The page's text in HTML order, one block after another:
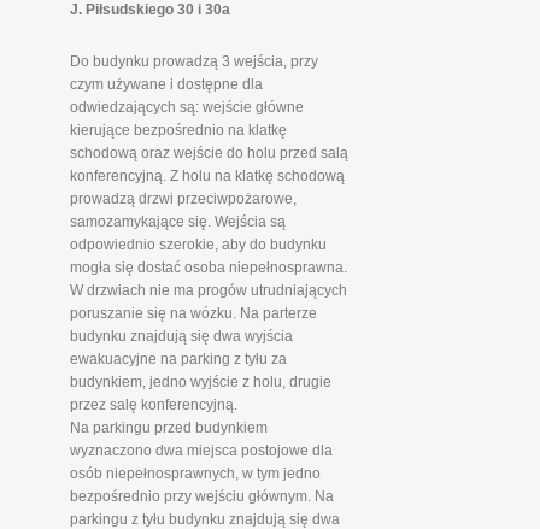
J. Piłsudskiego 30 i 30a
Do budynku prowadzą 3 wejścia, przy
czym używane i dostępne dla
odwiedzających są: wejście główne
kierujące bezpośrednio na klatkę
schodową oraz wejście do holu przed salą
konferencyjną. Z holu na klatkę schodową
prowadzą drzwi przeciwpożarowe,
samozamykające się. Wejścia są
odpowiednio szerokie, aby do budynku
mogła się dostać osoba niepełnosprawna.
W drzwiach nie ma progów utrudniających
poruszanie się na wózku. Na parterze
budynku znajdują się dwa wyjścia
ewakuacyjne na parking z tyłu za
budynkiem, jedno wyjście z holu, drugie
przez salę konferencyjną.
Na parkingu przed budynkiem
wyznaczono dwa miejsca postojowe dla
osób niepełnosprawnych, w tym jedno
bezpośrednio przy wejściu głównym. Na
parkingu z tyłu budynku znajdują się dwa